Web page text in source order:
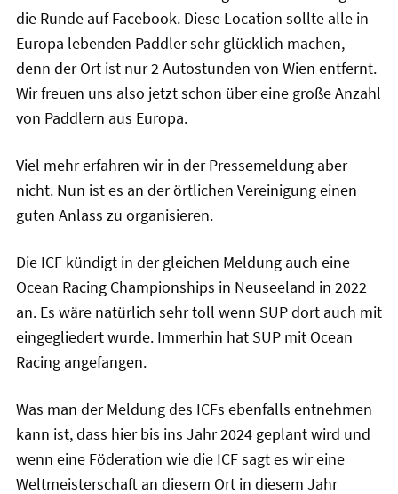
die Runde auf Facebook. Diese Location sollte alle in
Europa lebenden Paddler sehr glücklich machen,
denn der Ort ist nur 2 Autostunden von Wien entfernt.
Wir freuen uns also jetzt schon über eine große Anzahl
von Paddlern aus Europa.
Viel mehr erfahren wir in der Pressemeldung aber
nicht. Nun ist es an der örtlichen Vereinigung einen
guten Anlass zu organisieren.
Die ICF kündigt in der gleichen Meldung auch eine
Ocean Racing Championships in Neuseeland in 2022
an. Es wäre natürlich sehr toll wenn SUP dort auch mit
eingegliedert wurde. Immerhin hat SUP mit Ocean
Racing angefangen.
Was man der Meldung des ICFs ebenfalls entnehmen
kann ist, dass hier bis ins Jahr 2024 geplant wird und
wenn eine Föderation wie die ICF sagt es wir eine
Weltmeisterschaft an diesem Ort in diesem Jahr